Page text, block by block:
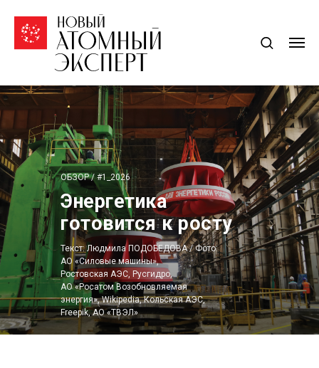
Энергетика
готовится к росту
ОБЗОР / #1_2026
Текст: Людмила ПОДОБЕДОВА / Фото:
АО «Силовые машины»,
Ростовская АЭС, Русгидро,
АО «Росатом Возобновляемая
энергия», Wikipedia, Кольская АЭС,
Freepik, АО «ТВЭЛ»